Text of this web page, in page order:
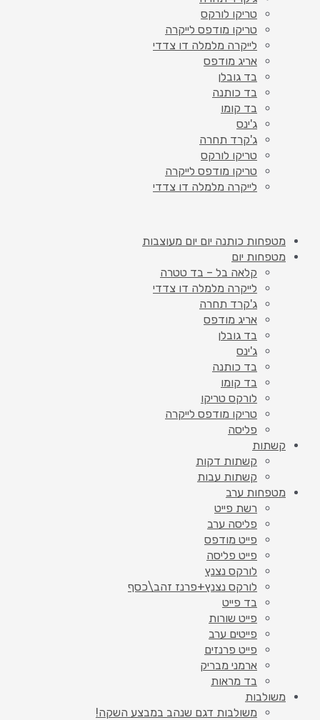
טריקו לורקס
טריקו מודפס לייקרה
לייקרה מלמלה דו צדדי
אריג מודפס
בד גובלן
בד כותנה
בד קומו
ג'ינס
ג'קרד תחרה
טריקו לורקס
טריקו מודפס לייקרה
לייקרה מלמלה דו צדדי
מטפחות כותנה יום יום מעוצבות
מטפחות יום
קלאה בל – בד טטרה
לייקרה מלמלה דו צדדי
ג'קרד תחרה
אריג מודפס
בד גובלן
ג'ינס
בד כותנה
בד קומו
לורקס טריקו
טריקו מודפס לייקרה
פליסה
קשתות
קשתות דקות
קשתות עבות
מטפחות ערב
רשת פייט
פליסה ערב
פייט מודפס
פייט פליסה
לורקס נצנץ
לורקס נצנץ+פרנז זהב\כסף
בד פייט
פייט שורות
פייטים ערב
פייט פרנזים
ארמני מבריק
בד מראות
משולבות
משולבות דגם שנהב במבצע השקה!